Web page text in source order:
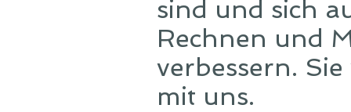
sind und sich
Rechnen und
verbessern.
mit uns.